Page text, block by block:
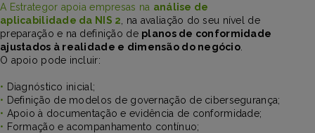
A Estrategor apoia empresas na análise de
aplicabilidade da NIS 2 , na avaliação do seu nível de
preparação e na definição de planos de conformidade
ajustados à realidade e dimensão do negócio
O apoio pode incluir:
• Diagnóstico inicial;
• Definição de modelos de governação de cibersegurança;
• Apoio à documentação e evidência de conformidade;
• Formação e acompanhamento contínuo;